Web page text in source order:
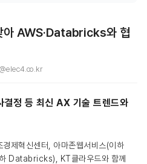
아 AWS·Databricks와 협
정 등 최신 AX 기술 트렌드와
제혁신센터, 아마존웹서비스(이하
Databricks), KT클라우드와 함께